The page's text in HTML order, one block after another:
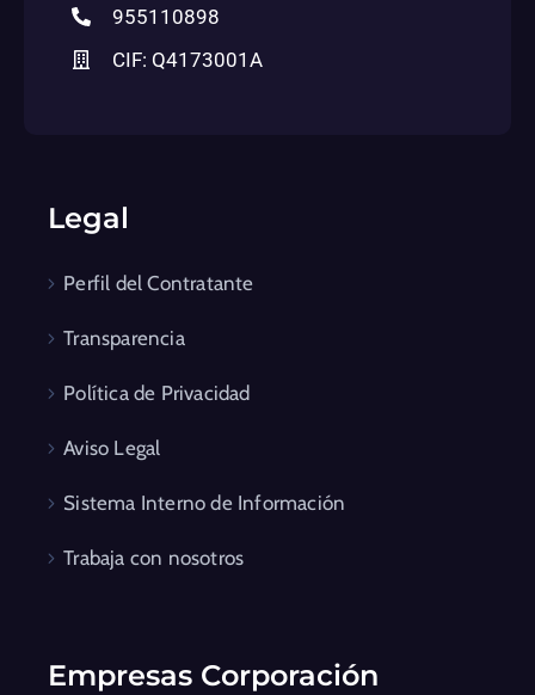
955110898
CIF: Q4173001A
Legal
Perfil del Contratante
Transparencia
Política de Privacidad
Aviso Legal
Sistema Interno de Información
Trabaja con nosotros
Empresas Corporación